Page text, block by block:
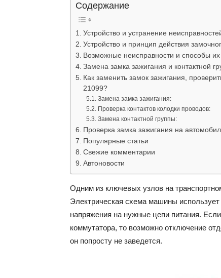
Содержание
Устройство и устранение
Устройство и принцип действия
Возможные неисправности и способы их
Замена замка зажигания и контактной
Как заменить замок зажигания,
21099?
Замена замка зажигания:
Проверка контактов колодки проводов:
Замена контактной группы:
Проверка замка зажигания на
Популярные статьи
Свежие комментарии
Автоновости
Одним из ключевых узлов на
Электрическая схема машины
напряжения на нужные цепи питания.
коммутатора, то возможно отключение
он попросту не заведется.